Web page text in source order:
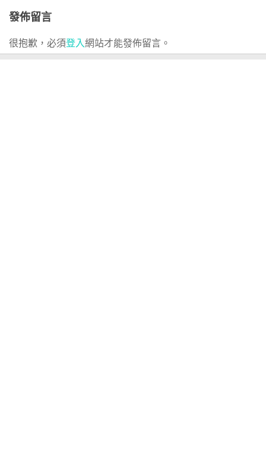
發佈留言
很抱歉，必須登入網站才能發佈留言。